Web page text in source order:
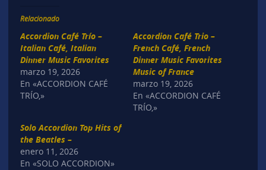
Relacionado
Accordion Café Trío –
Italian Café, Italian
Dinner Music Favorites
marzo 19, 2026
En «ACCORDION CAFÉ
TRÍO,»
Accordion Café Trio –
French Café, French
Dinner Music Favorites
Music of France
marzo 19, 2026
En «ACCORDION CAFÉ
TRÍO,»
Solo Accordion Top Hits of
the Beatles –
enero 11, 2026
En «SOLO ACCORDION»